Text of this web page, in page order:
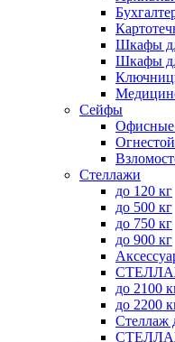
Шкафы
Шкафы
Сейфы
Стеллажи
до 120 кг
до 500 кг
до 750 кг
до 900 кг
до 2100
до 2200
Стеллаж